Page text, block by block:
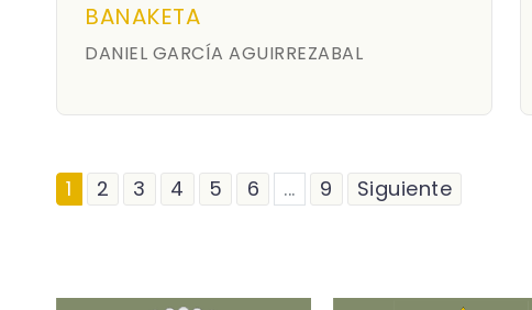
BANAKETA
DANIEL GARCÍA AGUIRREZABAL
1 2 3 4 5 6 ... 9 Siguiente